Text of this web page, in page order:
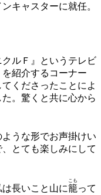
キャスターに就任。
クルＦ』というテレビ
紹介するコーナー
くださったことによ
。驚くと共に心から
うな形でお声掛けい
とても楽しみにして
長いこと山に籠
こも
って